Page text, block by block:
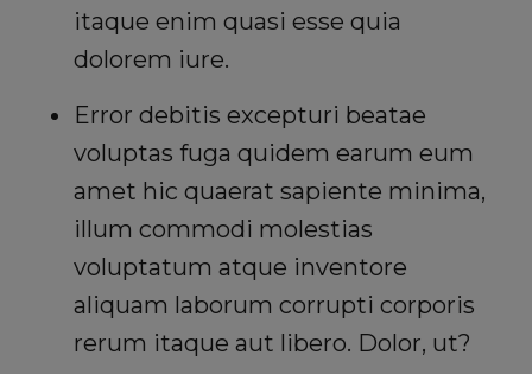
itaque enim quasi esse quia
dolorem iure.
Error debitis excepturi beatae
voluptas fuga quidem earum eum
amet hic quaerat sapiente minima,
illum commodi molestias
voluptatum atque inventore
aliquam laborum corrupti corporis
rerum itaque aut libero. Dolor, ut?